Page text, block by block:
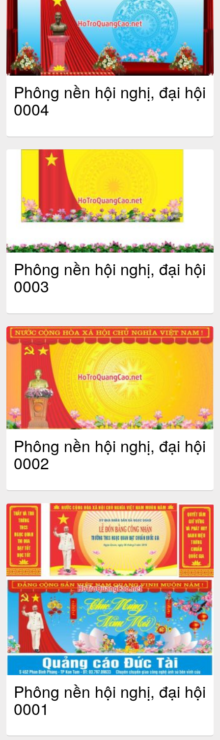
Phông nền hội nghị, đại hội
0004
Phông nền hội nghị, đại hội
0003
Phông nền hội nghị, đại hội
0002
Phông nền hội nghị, đại hội
0001